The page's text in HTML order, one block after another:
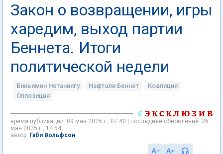
Закон о возвращении, игры
харедим, выход партии
Беннета. Итоги
политической недели
Биньямин Нетаниягу Нафтали Беннет
Коалиция
Оппозиция
время публикации: 09 мая 2025 г., 07:40 | последнее обновление: 26
мая 2025 г., 14:54
Габи Вольфсон